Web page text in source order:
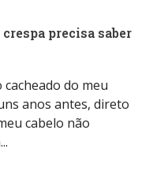
precisa saber
do meu
anos antes, direto
cabelo não